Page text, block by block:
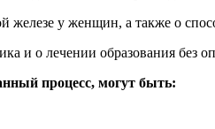
у женщин, а также о
и о лечении образования без
процесс, могут быть: